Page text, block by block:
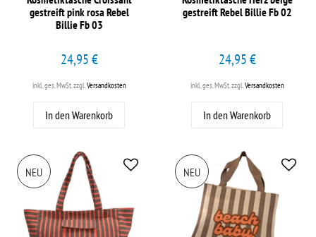
gestreift pink rosa Rebel
Billie Fb 03
24,95 €
inkl. ges. MwSt. zzgl. Versandkosten
In den Warenkorb
gestreift Rebel Billie Fb 02
24,95 €
inkl. ges. MwSt. zzgl. Versandkosten
In den Warenkorb
NEU NEU